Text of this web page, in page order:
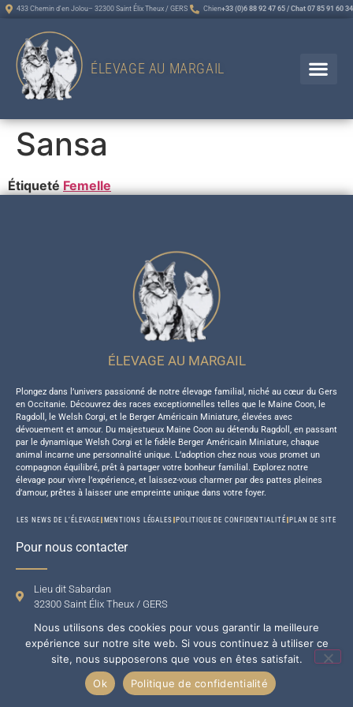
433 Chemin d'en Jolou– 32300 Saint Élix Theux / GERS Chien+33 (0)6 88 92 47 65 / Chat 07 85 91 60 34
ÉLEVAGE AU MARGAIL
Sansa
Étiqueté Femelle
ÉLEVAGE AU MARGAIL
Plongez dans l’univers passionné de notre élevage familial, niché au cœur du Gers
en Occitanie. Découvrez des races exceptionnelles telles que le Maine Coon, le
Ragdoll, le Welsh Corgi, et le Berger Américain Miniature, élevées avec
dévouement et amour. Du majestueux Maine Coon au détendu Ragdoll, en passant
par le dynamique Welsh Corgi et le fidèle Berger Américain Miniature, chaque
animal incarne une personnalité unique. L’adoption chez nous vous promet un
compagnon équilibré, prêt à partager votre bonheur familial. Explorez notre
élevage pour vivre l’expérience, et laissez-vous charmer par des pattes pleines
d’amour, prêtes à laisser une empreinte unique dans votre foyer.
LES NEWS DE L’ÉLEVAGE MENTIONS LÉGALES POLITIQUE DE CONFIDENTIALITÉ PLAN DE SITE
Pour nous contacter
Lieu dit Sabardan
32300 Saint Élix Theux / GERS
Nous utilisons des cookies pour vous garantir la meilleure
expérience sur notre site web. Si vous continuez à utiliser ce
site, nous supposerons que vous en êtes satisfait.
Ok
Politique de confidentialité